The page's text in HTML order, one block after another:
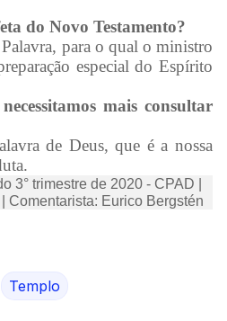
do Novo Testamento?
para o qual o ministro
especial do Espírito
mais consultar
de Deus, que é a nossa
3° trimestre de 2020 - CPAD |
Comentarista: Eurico Bergstén
Templo